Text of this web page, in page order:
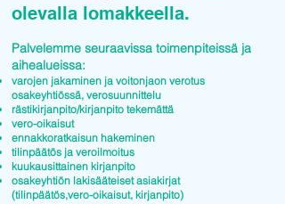
olevalla lomakkeella.
Palvelemme seuraavissa toimenpiteissä ja
aihealueissa:
varojen jakaminen ja voitonjaon verotus
osakeyhtiössä, verosuunnittelu
rästikirjanpito/kirjanpito tekemättä
vero-oikaisut
ennakkoratkaisun hakeminen
tilinpäätös ja veroilmoitus
kuukausittainen kirjanpito
osakeyhtiön lakisääteiset asiakirjat
(tilinpäätös,vero-oikaisut, kirjanpito)